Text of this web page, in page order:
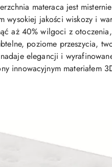
materaca jest
wysokiej jakości wiskozy i
aż 40% wilgoci z
poziome przeszycia,
elegancji i
innowacyjnym materiałem